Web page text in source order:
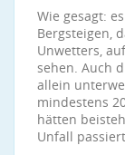
Wie gesagt:
Bergsteigen,
Unwetters,
sehen. Auch
allein
mindestens
hätten
Unfall